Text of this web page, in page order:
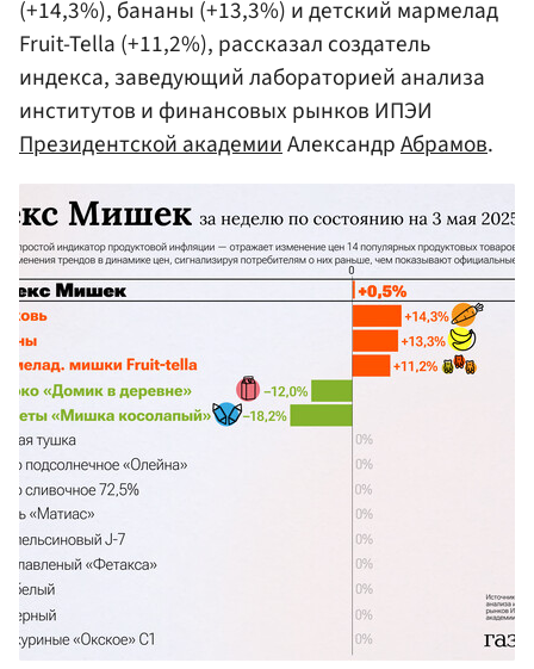
(+14,3%), бананы (+13,3%) и детский мармелад
Fruit-Tella (+11,2%), рассказал создатель
индекса, заведующий лабораторией анализа
институтов и финансовых рынков ИПЭИ
Президентской академииАлександрАбрамов.